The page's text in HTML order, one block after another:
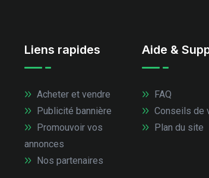
Liens rapides
Acheter et vendre
Publicité bannière
Promouvoir vos
annonces
Nos partenaires
Aide &
FAQ
Conseils de
Plan du site